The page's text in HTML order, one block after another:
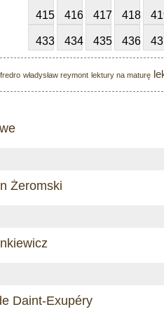
415 416 417 418
433 434 435 436
władysław reymont lektury na maturę
Żeromski
Daint-Exupéry